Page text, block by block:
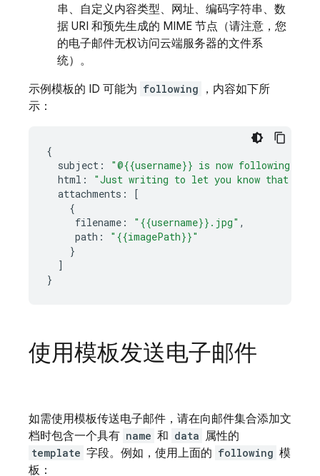
串、自定义内容类型、网址、编码字符串、数
据 URI 和预先生成的 MIME 节点（请注意，您
的电子邮件无权访问云端服务器的文件系
统）。
示例模板的 ID 可能为 following
，内容如下所
示：
{
subject :
"@{{username}} is now following
html :
"Just writing to let you know that
attachments :
[
{
filename : "{{username}}.jpg" ,
path :
"{{imagePath}}"
}
]
}
使用模板发送电子邮件
如需使用模板传送电子邮件，请在向邮件集合添加文
档时包含一个具有 name 和 data 属性的
template 字段。例如，使用上面的 following 模
板：